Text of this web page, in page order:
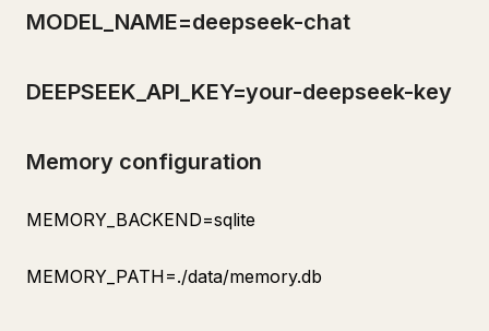
MODEL_NAME=deepseek-chat
DEEPSEEK_API_KEY=your-deepseek-key
Memory configuration
MEMORY_BACKEND=sqlite
MEMORY_PATH=./data/memory.db